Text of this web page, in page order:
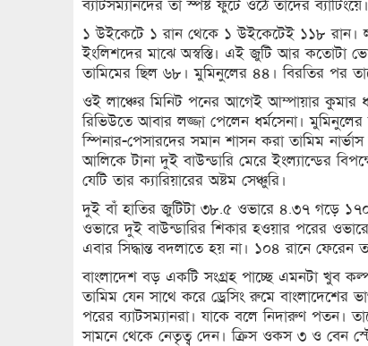
ব্যাটসম্যানদের তা স্পষ্ট ফুটে ওঠে তাদের ব্যাটিংয়ে।
১ উইকেটে ১ রান থেকে ১ উইকেটেই ১১৮ রান।
ইংলিশদের মাঝে অস্বস্তি। এই জুটি আর কতোটা
তামিমের ছিল ৬৮। মুমিনুলের ৪৪। বিরতির পর
ওই লাঞ্চের মিনিট পনের আগেই আম্পায়ার কুমার
রিভিউতে আবার লজ্জা পেলেন ধর্মসেনা।
স্পিনার-পেসারদের সমান শাসন করা তামিম
আলিকে টানা দুই বাউন্ডারি মেরে ইংল্যান্ডের
যেটি তার ক্যারিয়ারের অষ্টম সেঞ্চুরি।
দুই বাঁ হাতির জুটিটা ৩৮.৫ ওভারে ৪.৩৭ গড়ে ১৭০
ওভারে দুই বাউন্ডারির শিকার হওয়ার পরের
এবার সিদ্ধান্ত বদলাতে হয় না। ১০৪ রানে ফেরেন
বাংলাদেশ বড় একটি সংগ্রহ পাচ্ছে এমনটা খুব
তামিম যেন সাথে করে ড্রেসিং রুমে
পরের ব্যাটসম্যানরা। যাকে বলে নিদারুণ
সামনে থেকে নেতৃত্ব দেন। ক্রিস ওকস ৩ ও বেন